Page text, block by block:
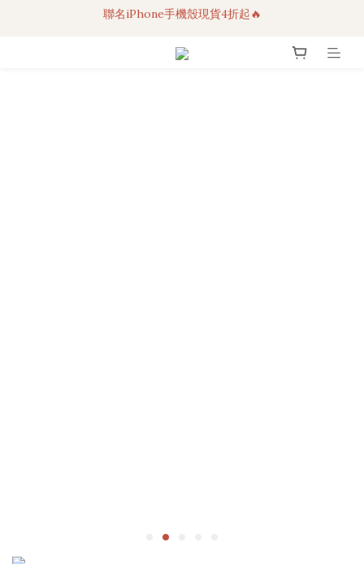
3C科技好物｜任選2件95折！